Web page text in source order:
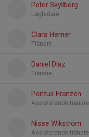
Peter Skyllberg
Lagledare
Clara Herner
Tränare
Daniel Diaz
Tränare
Pontus Franzén
Assisterande tränare
Nisse Wikström
Assisterande tränare